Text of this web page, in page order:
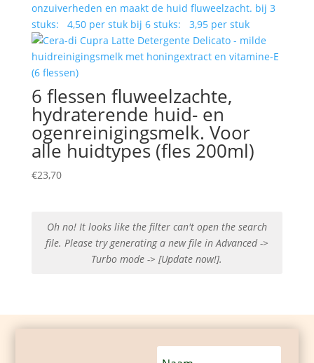
onzuiverheden en maakt de huid fluweelzacht. bij 3
stuks: 4,50 per stuk bij 6 stuks: 3,95 per stuk
6 flessen fluweelzachte,
hydraterende huid- en
ogenreinigingsmelk. Voor
alle huidtypes (fles 200ml)
€23,70
Oh no! It looks like the filter can't open the search
file. Please try generating a new file in Advanced ->
Turbo mode -> [Update now!].